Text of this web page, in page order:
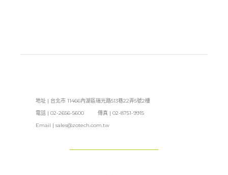
地址 | 台北市 11466內湖區瑞光路513巷22弄5號2樓
電話 | 02-2656-5600 傳真 | 02-8751-9915
Email | sales@zotech.com.tw